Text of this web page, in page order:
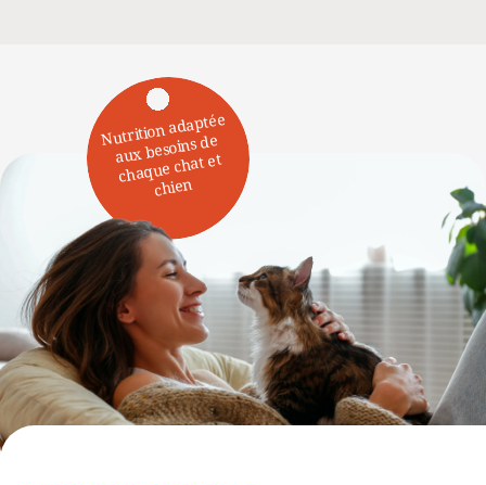
Nutrition adaptée
aux besoins de
chaque chat et
chien